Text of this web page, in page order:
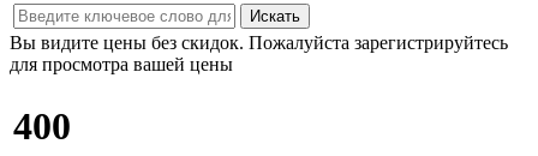
Вы видите цены без скидок. Пожалуйста зарегистрируйтесь
для просмотра вашей цены
400